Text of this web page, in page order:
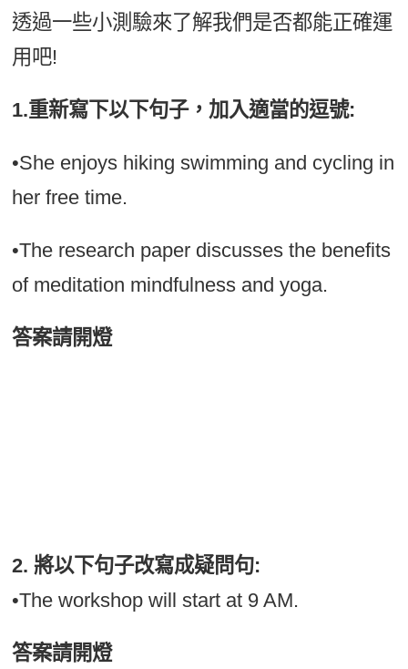
透過一些小測驗來了解我們是否都能正確運
用吧!
1.重新寫下以下句子，加入適當的逗號:
•She enjoys hiking swimming and cycling in
her free time.
•The research paper discusses the benefits
of meditation mindfulness and yoga.
答案請開燈
2. 將以下句子改寫成疑問句:
•The workshop will start at 9 AM.
答案請開燈